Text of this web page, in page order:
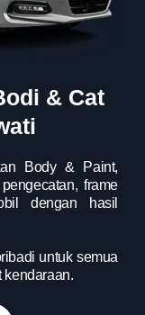
& Cat
Body & Paint,
frame
dengan hasil
untuk semua
kendaraan.